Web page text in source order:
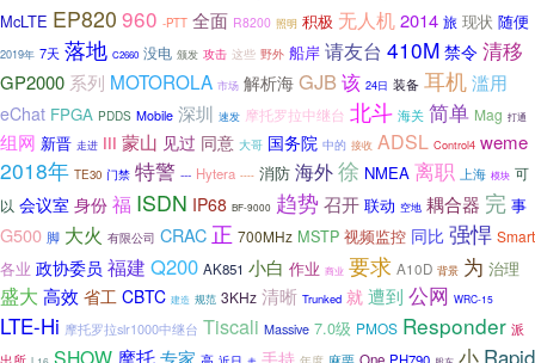
McLTE EP820 960 -PTT 全面 R8200 照明 积极 无人机2014 旅 现状 随便
2019年 7天 落地 C2660 没电 颁发 攻击 这些 野外 船岸 请友台 410M 禁令 清移
GP2000 系列 MOTOROLA 市场 解析海 GJB该 24日 装备 耳机滥用
eChat FPGA PDDS Mobile 深圳 速发 摩托罗拉中继台 北斗 海关 简单 Mag 打通
组网 新晋 走进 III 蒙山 见过 同意 大哥 国务院 中的 接收 ADSL Control4 weme
2018年 TE30 门禁 特警 --- Hytera ---- 消防 海外徐 NMEA 离职 上海 模块 可
以 会议室 身份 福 ISDN IP68 BF-9000 趋势召开 联动 空地 耦合器 完 事
G500 脚 大火 有限公司 CRAC 正 700MHz MSTP 视频监控 同比 强悍 Smart
各业 政协委员 福建 Q200 AK851 小白 作业 商业 要求 A10D 背景 为 治理
盛大 高效 省工 CBTC 建造 规范 3KHz 清晰 Trunked 就 遭到 公网 WRC-15
LTE-Hi 摩托罗拉slr1000中继台 Tiscali Massive 7.0级 PMOS Responder 派
SHOW 摩托专家 手持 小 Rapid